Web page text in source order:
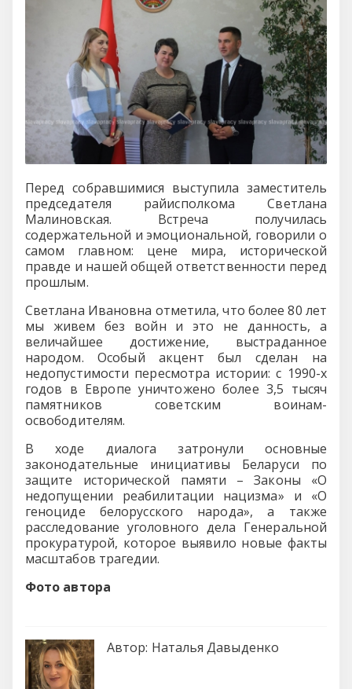
Перед собравшимися выступила заместитель
председателя райисполкома Светлана
Малиновская. Встреча получилась
содержательной и эмоциональной, говорили о
самом главном: цене мира, исторической
правде и нашей общей ответственности перед
прошлым.
Светлана Ивановна отметила, что более 80 лет
мы живем без войн и это не данность, а
величайшее достижение, выстраданное
народом. Особый акцент был сделан на
недопустимости пересмотра истории: с 1990-х
годов в Европе уничтожено более 3,5 тысяч
памятников советским воинам-
освободителям.
В ходе диалога затронули основные
законодательные инициативы Беларуси по
защите исторической памяти – Законы «О
недопущении реабилитации нацизма» и «О
геноциде белорусского народа», а также
расследование уголовного дела Генеральной
прокуратурой, которое выявило новые факты
масштабов трагедии.
Фото автора
Автор: Наталья Давыденко